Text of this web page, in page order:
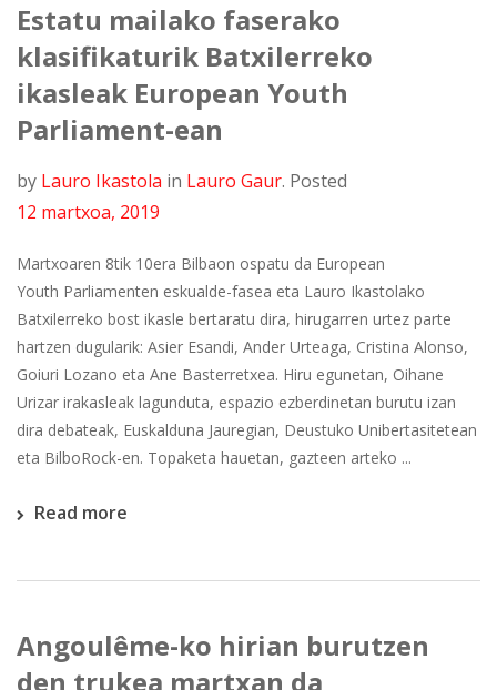
Estatu mailako faserako
klasifikaturik Batxilerreko
ikasleak European Youth
Parliament-ean
by Lauro Ikastola in Lauro Gaur. Posted
12 martxoa, 2019
Martxoaren 8tik 10era Bilbaon ospatu da European
Youth Parliamenten eskualde-fasea eta Lauro Ikastolako
Batxilerreko bost ikasle bertaratu dira, hirugarren urtez parte
hartzen dugularik: Asier Esandi, Ander Urteaga, Cristina Alonso,
Goiuri Lozano eta Ane Basterretxea. Hiru egunetan, Oihane
Urizar irakasleak lagunduta, espazio ezberdinetan burutu izan
dira debateak, Euskalduna Jauregian, Deustuko Unibertasitetean
eta BilboRock-en. Topaketa hauetan, gazteen arteko ...
Read more
Angoulême-ko hirian burutzen
den trukea martxan da